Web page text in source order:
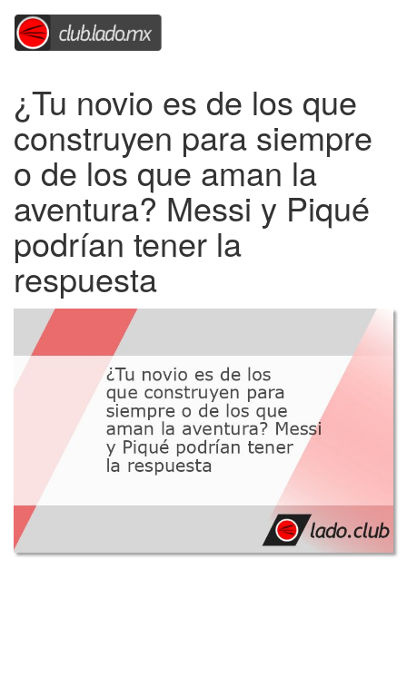
¿Tu novio es de los que
construyen para siempre
o de los que aman la
aventura? Messi y Piqué
podrían tener la
respuesta